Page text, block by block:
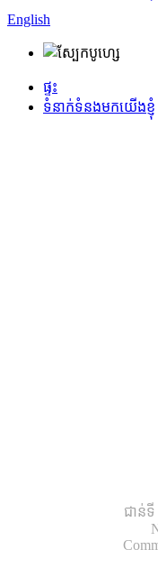
English
ផ្ទះ
ទំនាក់ទំនងមកយើងខ្ញុំ
ជាន់ទី